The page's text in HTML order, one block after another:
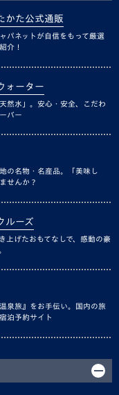
かた公式通販
パネットが自信をもって厳選
介！
ォーター
然水」。安心・安全、こだわ
バー
の名物・名産品。「美味し
せんか？
ルーズ
上げたおもてなしで、感動の豪
泉旅』をお手伝い。国内の旅
泊予約サイト